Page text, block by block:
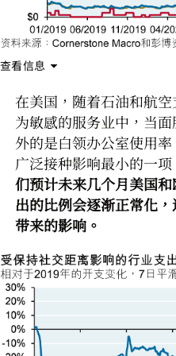
查看信息
在美国，随着石油和航
为敏感的服务业中，当
外的是白领办公室使用
广泛接种影响最小的一项
们预计未来几个月美国
出的比例会逐渐正常化
带来的影响。